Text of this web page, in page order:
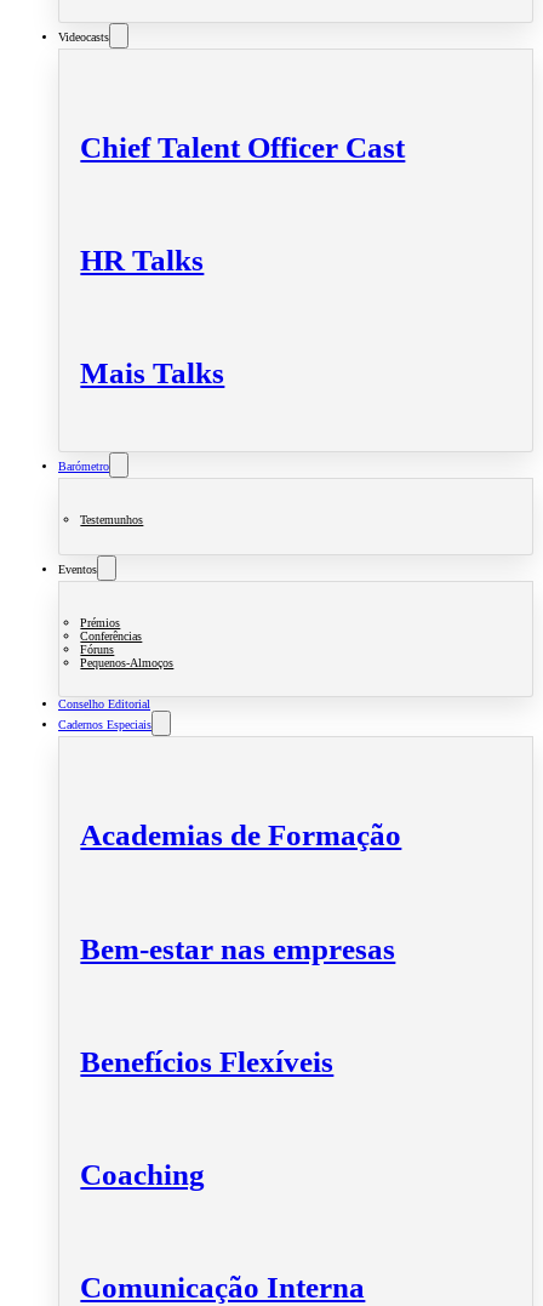
Videocasts
Chief Talent Officer Cast
HR Talks
Mais Talks
Barómetro
Testemunhos
Eventos
Prémios
Conferências
Fóruns
Pequenos-Almoços
Conselho Editorial
Cadernos Especiais
Academias de Formação
Bem-estar nas empresas
Benefícios Flexíveis
Coaching
Comunicação Interna